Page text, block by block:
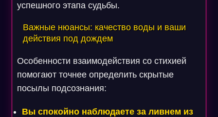
успешного этапа судьбы.
Важные нюансы: качество воды и ваши
действия под дождем
Особенности взаимодействия со стихией
помогают точнее определить скрытые
посылы подсознания:
Вы спокойно наблюдаете за ливнем из